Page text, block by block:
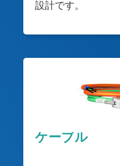
設計です。
ケーブル